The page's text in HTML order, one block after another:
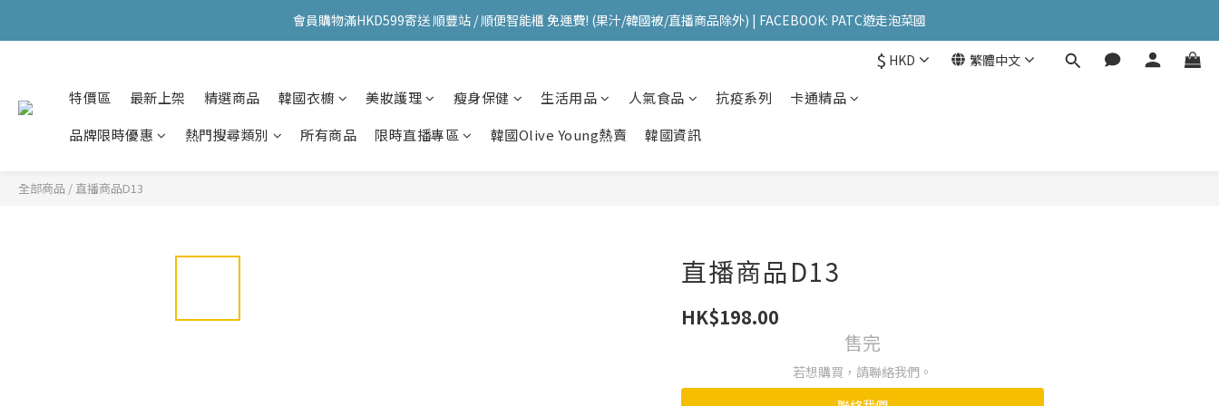
會員購物滿HKD599寄送 順豐站 / 順便智能櫃 免運費! (果汁/韓國被/直播商品除外) | FACEBOOK: PATC遊走泡菜國
會員購物滿HKD599寄送 順豐站 / 順便智能櫃 免運費! (果汁/韓國被/直播商品除外) | FACEBOOK: PATC遊走泡菜國
會員購物滿HKD599寄送 順豐站 / 順便智能櫃 免運費! (果汁/韓國被/直播商品除外) | FACEBOOK: PATC遊走泡菜國
$ HKD 繁體中文
特價區 最新上架 精選商品 韓國衣櫥 美妝護理 瘦身保健 生活用品 人氣食品 抗疫系列
卡通精品
品牌限時優惠
熱門搜尋類別 所有商品 限時直播專區 韓國Olive Young熱賣 韓國資訊
全部商品 /直播商品D13
直播商品D13
HK$198.00
售完
若想購買，請聯絡我們。